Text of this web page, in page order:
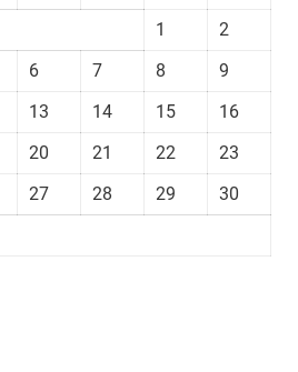
1
2
6 7 8
9
13 14 15
16
20 21 22
23
27 28 29
30